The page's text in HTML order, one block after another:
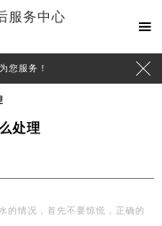
服务中心

您服务！ 
处理
的情况，首先不要惊慌，正确的